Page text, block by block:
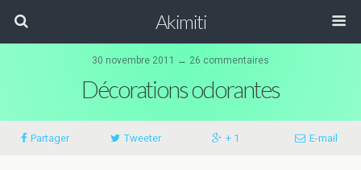
Akimiti
30 novembre 2011 ↔ 26 commentaires
Décorations odorantes
Partager Tweeter + 1 E-mail